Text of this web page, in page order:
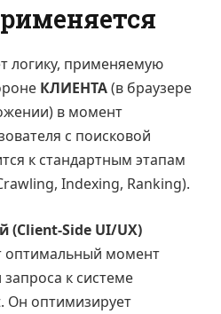
логику, применяемую
КЛИЕНТА(в браузере
в момент
с поисковой
к стандартным этапам
Indexing, Ranking).
Side UI/UX)
оптимальный момент
к системе
Он оптимизирует